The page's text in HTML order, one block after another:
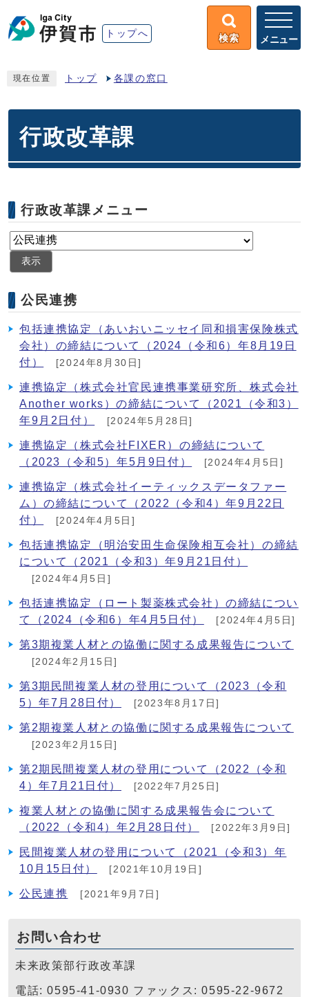
トップへ 検索 メニュー
現在位置 トップ 各課の窓口
行政改革課
行政改革課メニュー
表示
公民連携
包括連携協定（あいおいニッセイ同和損害保険株式
会社）の締結について（2024（令和6）年8月19日
付）
[2024年8月30日]
連携協定（株式会社官民連携事業研究所、株式会社
Another works）の締結について（2021（令和3）
年9月2日付）
[2024年5月28日]
連携協定（株式会社FIXER）の締結について
（2023（令和5）年5月9日付）
[2024年4月5日]
連携協定（株式会社イーティックスデータファー
ム）の締結について（2022（令和4）年9月22日
付）
[2024年4月5日]
包括連携協定（明治安田生命保険相互会社）の締結
について（2021（令和3）年9月21日付）
[2024年4月5日]
包括連携協定（ロート製薬株式会社）の締結につい
て（2024（令和6）年4月5日付）
[2024年4月5日]
第3期複業人材との協働に関する成果報告について
[2024年2月15日]
第3期民間複業人材の登用について（2023（令和
5）年7月28日付）
[2023年8月17日]
第2期複業人材との協働に関する成果報告について
[2023年2月15日]
第2期民間複業人材の登用について（2022（令和
4）年7月21日付）
[2022年7月25日]
複業人材との協働に関する成果報告会について
（2022（令和4）年2月28日付）
[2022年3月9日]
民間複業人材の登用について（2021（令和3）年
10月15日付）
[2021年10月19日]
公民連携 [2021年9月7日]
お問い合わせ
未来政策部行政改革課
電話: 0595-41-0930 ファックス: 0595-22-9672